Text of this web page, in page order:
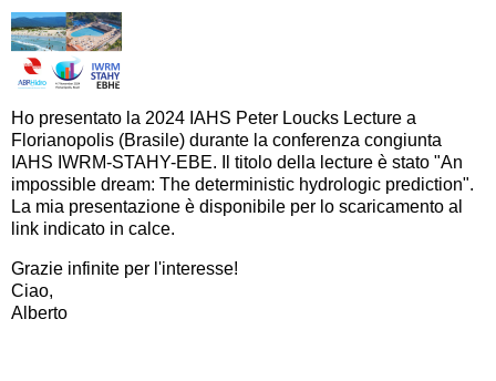
for
drought
impact
amplification"
Ho presentato la 2024 IAHS Peter Loucks Lecture a
Florianopolis (Brasile) durante la conferenza congiunta
IAHS IWRM-STAHY-EBE. Il titolo della lecture è stato "An
impossible dream: The deterministic hydrologic prediction".
La mia presentazione è disponibile per lo scaricamento al
link indicato in calce.
Grazie infinite per l'interesse!
Ciao,
Alberto